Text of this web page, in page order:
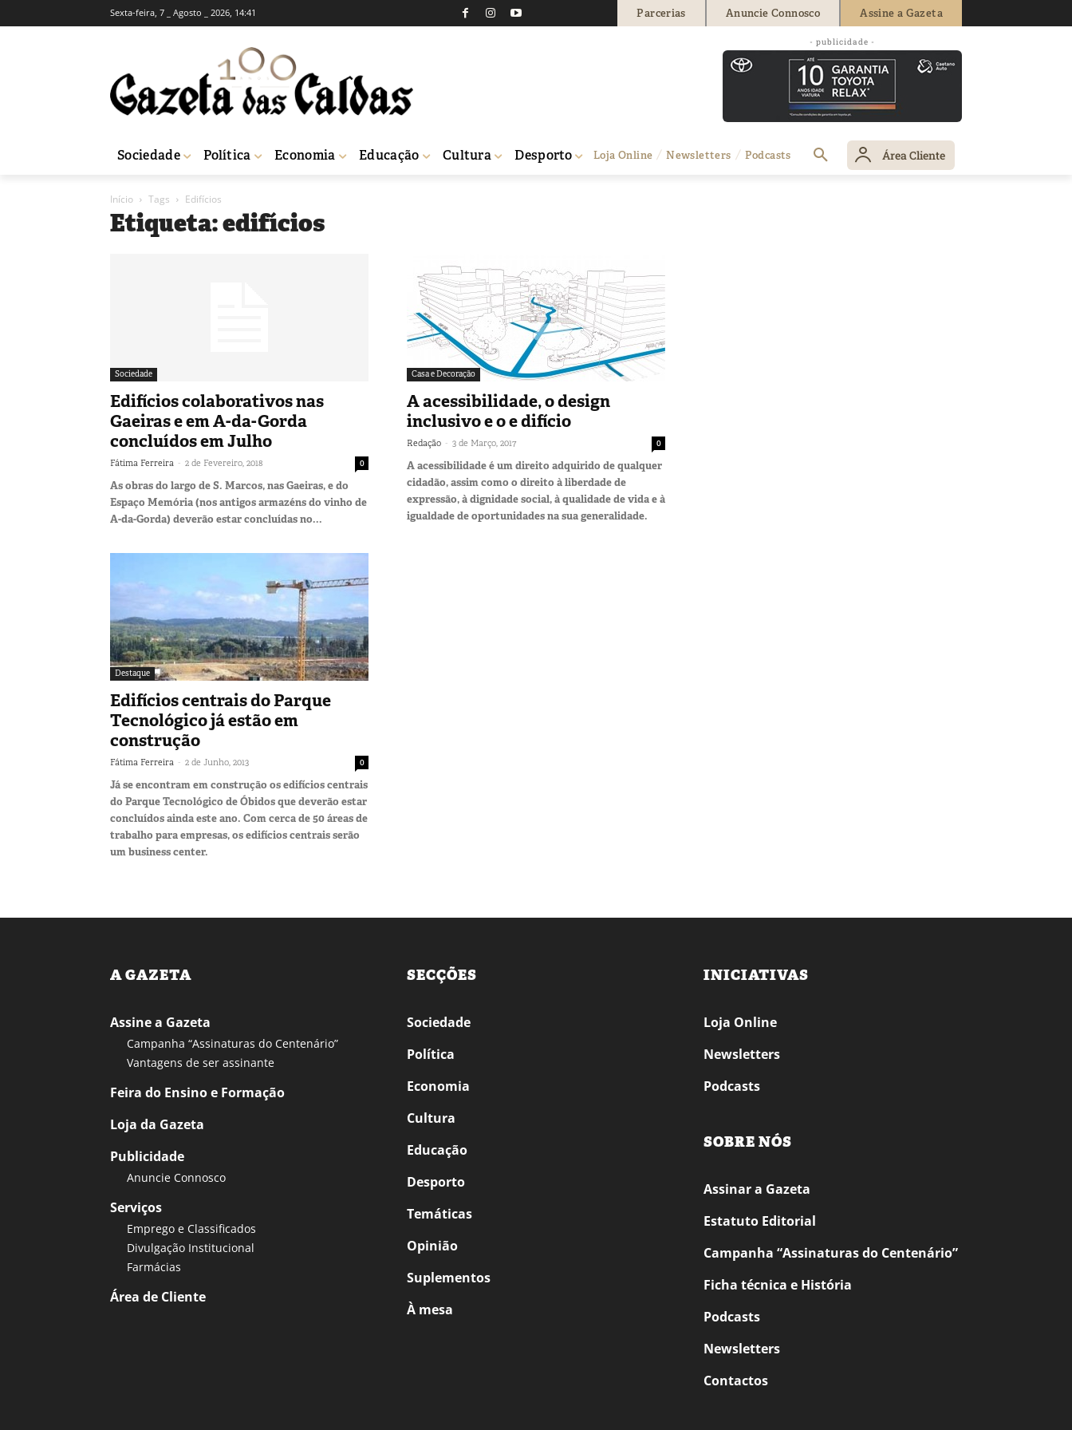
Sexta-feira, 7 _ Agosto _ 2026, 14:41 Parcerias Anuncie Connosco Assine a Gazeta
- publicidade -
Sociedade Política Economia Educação Cultura Desporto Loja Online Newsletters Podcasts Área Cliente
Início Tags Edifícios
Etiqueta: edifícios
Sociedade
Edifícios colaborativos nas
Gaeiras e em A-da-Gorda
concluídos em Julho
Fátima Ferreira - 2 de Fevereiro, 2018 0
As obras do largo de S. Marcos, nas Gaeiras, e do
Espaço Memória (nos antigos armazéns do vinho de
A-da-Gorda) deverão estar concluídas no...
Casa e Decoração
A acessibilidade, o design
inclusivo e o e difício
Redação - 3 de Março, 2017 0
A acessibilidade é um direito adquirido de qualquer
cidadão, assim como o direito à liberdade de
expressão, à dignidade social, à qualidade de vida e à
igualdade de oportunidades na sua generalidade.
Destaque
Edifícios centrais do Parque
Tecnológico já estão em
construção
Fátima Ferreira - 2 de Junho, 2013 0
Já se encontram em construção os edifícios centrais
do Parque Tecnológico de Óbidos que deverão estar
concluídos ainda este ano. Com cerca de 50 áreas de
trabalho para empresas, os edifícios centrais serão
um business center.
A GAZETA
Assine a Gazeta
Campanha “Assinaturas do Centenário”
Vantagens de ser assinante
Feira do Ensino e Formação
Loja da Gazeta
Publicidade
Anuncie Connosco
Serviços
Emprego e Classificados
Divulgação Institucional
Farmácias
Área de Cliente
SECÇÕES
Sociedade
Política
Economia
Cultura
Educação
Desporto
Temáticas
Opinião
Suplementos
À mesa
INICIATIVAS
Loja Online
Newsletters
Podcasts
SOBRE NÓS
Assinar a Gazeta
Estatuto Editorial
Campanha “Assinaturas do Centenário”
Ficha técnica e História
Podcasts
Newsletters
Contactos